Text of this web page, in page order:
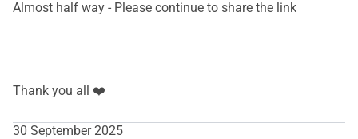
Almost half way - Please continue to share the link
Thank you all ❤️
30 September 2025